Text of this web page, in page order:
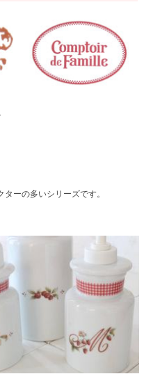
ーの多いシリーズです。